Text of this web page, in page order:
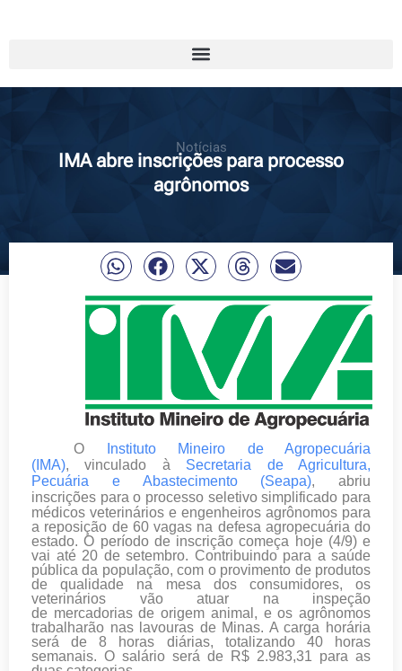
Notícias
IMA abre inscrições para processo
agrônomos
O
Instituto Mineiro de Agropecuária
(IMA), vinculado à Secretaria de Agricultura,
Pecuária e Abastecimento (Seapa), abriu
inscrições para o processo seletivo simplificado para
médicos veterinários e engenheiros agrônomos para
a reposição de 60 vagas na defesa agropecuária do
estado. O período de inscrição começa hoje (4/9) e
vai até 20 de setembro. Contribuindo para a saúde
pública da população, com o provimento de produtos
de qualidade na mesa dos consumidores, os
veterinários vão atuar na inspeção
de mercadorias de origem animal, e os agrônomos
trabalharão nas lavouras de Minas. A carga horária
será de 8 horas diárias, totalizando 40 horas
semanais. O salário será de R$ 2.983,31 para as